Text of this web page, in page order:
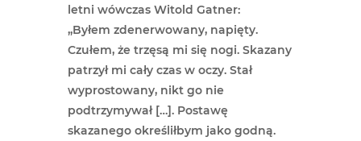
letni wówczas Witold Gatner:
„Byłem zdenerwowany, napięty.
Czułem, że trzęsą mi się nogi. Skazany
patrzył mi cały czas w oczy. Stał
wyprostowany, nikt go nie
podtrzymywał […]. Postawę
skazanego określiłbym jako godną.